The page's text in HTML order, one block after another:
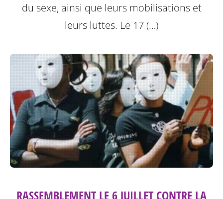
du sexe, ainsi que leurs mobilisations et
leurs luttes. Le 17 (…)
RASSEMBLEMENT LE 6 JUILLET CONTRE LA